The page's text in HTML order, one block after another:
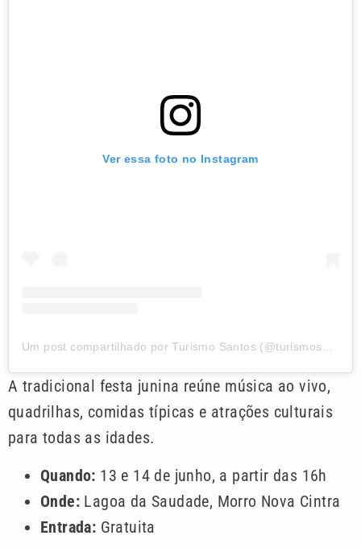
Ver essa foto no Instagram
Um post compartilhado por Turismo Santos (@turismosantos)
A tradicional festa junina reúne música ao vivo,
quadrilhas, comidas típicas e atrações culturais
para todas as idades.
Quando: 13 e 14 de junho, a partir das 16h
Onde: Lagoa da Saudade, Morro Nova Cintra
Entrada: Gratuita